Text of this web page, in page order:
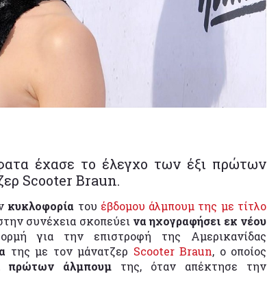
έχασε το έλεγχο των έξι πρώτων
Scooter Braun.
κυκλοφορία του έβδομου άλμπουμ της με τίτλο
συνέχεια σκοπεύει να ηχογραφήσει εκ νέου
για την επιστροφή της Αμερικανίδας
της με τον μάνατζερ Scooter Braun, ο οποίος
πρώτων άλμπουμ της, όταν απέκτησε την